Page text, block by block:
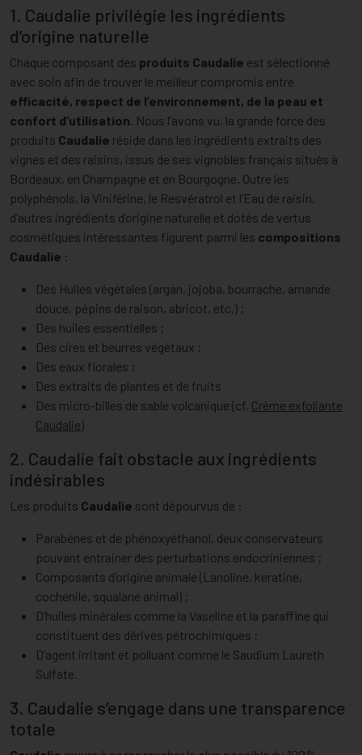
1. Caudalie privilégie les ingrédients
d’origine naturelle
Chaque composant des produits Caudalie est sélectionné
avec soin afin de trouver le meilleur compromis entre
efficacité, respect de l’environnement, de la peau et
confort d’utilisation. Nous l’avons vu, la grande force des
produits Caudalie réside dans les ingrédients extraits des
vignes et des raisins, issus de ses vignobles français situés à
Bordeaux, en Champagne et en Bourgogne. Outre les
polyphénols, la Viniférine, le Resvératrol et l’Eau de raisin,
d’autres ingrédients d’origine naturelle et dotés de vertus
cosmétiques intéressantes figurent parmi les compositions
Caudalie :
Des Huiles végétales (argan, jojoba, bourrache, amande
douce, pépins de raison, abricot, etc.) ;
Des huiles essentielles ;
Des cires et beurres végétaux ;
Des eaux florales ;
Des extraits de plantes et de fruits
Des micro-billes de sable volcanique (cf. Crème exfoliante
Caudalie)
2. Caudalie fait obstacle aux ingrédients
indésirables
Les produits Caudalie sont dépourvus de :
Parabènes et de phénoxyéthanol, deux conservateurs
pouvant entrainer des perturbations endocriniennes ;
Composants d’origine animale (Lanoline, keratine,
cochenile, squalane animal) ;
D’huiles minérales comme la Vaseline et la paraffine qui
constituent des dérivés pétrochimiques ;
D’agent irritant et polluant comme le Saudium Laureth
Sulfate.
3. Caudalie s’engage dans une transparence
totale